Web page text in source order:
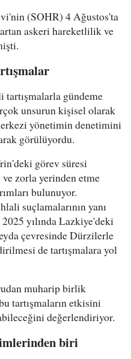
(SOHR) 4 Ağustos'ta
askeri hareketlilik ve
tartışmalarla gündeme
unsurun kişisel olarak
yönetimin denetimini
görülüyordu.
görev süresi
zorla yerinden etme
bulunuyor.
suçlamalarının yanı
yılında Lazkiye'deki
çevresinde Dürzilerle
de tartışmalara yol
muharip birlik
tartışmaların etkisini
değerlendiriyor.
biri